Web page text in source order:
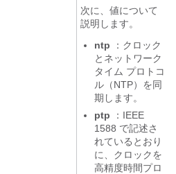
次に、値について
説明します。
ntp
：クロック
とネットワーク
タイム プロトコ
ル（NTP）を同
期します。
ptp
：IEEE
1588 で記述さ
れているとおり
に、クロックを
高精度時間プロ